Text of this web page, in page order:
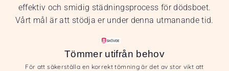
effektiv och smidig städningsprocess för dödsboet.
Vårt mål är att stödja er under denna utmanande tid.
Tömmer utifrån behov
För att säkerställa en korrekt tömning är det av stor vikt att